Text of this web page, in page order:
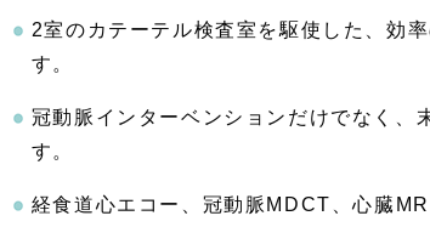
2室のカテーテル検査室を駆使した、効
す。
冠動脈インターベンションだけでなく、
す。
経食道心エコー、冠動脈MDCT、心臓